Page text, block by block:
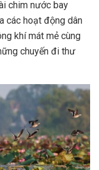
chim nước bay
các hoạt động dân
khí mát mẻ cùng
chuyến đi thư